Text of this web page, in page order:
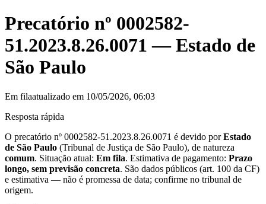
Precatório nº 0002582-
51.2023.8.26.0071 —Estado de
São Paulo
Em filaatualizado em 10/05/2026, 06:03
Resposta rápida
O precatório nº 0002582-51.2023.8.26.0071 é devido porEstado
de São Paulo (Tribunal de Justiça de São Paulo), de natureza
comum. Situação atual: Em fila. Estimativa de pagamento: Prazo
longo, sem previsão concreta. São dados públicos (art. 100 da CF)
e estimativa — não é promessa de data; confirme no tribunal de
origem.